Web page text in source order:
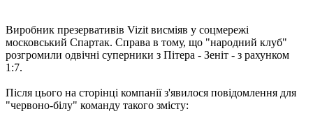
Виробник презервативів Vizit висміяв у соцмережі
московський Спартак. Справа в тому, що "народний клуб"
розгромили одвічні суперники з Пітера - Зеніт - з рахунком
1:7.
Після цього на сторінці компанії з'явилося повідомлення для
"червоно-білу" команду такого змісту: